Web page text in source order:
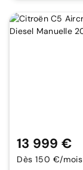
13 999 €
Dès 150 €/mois